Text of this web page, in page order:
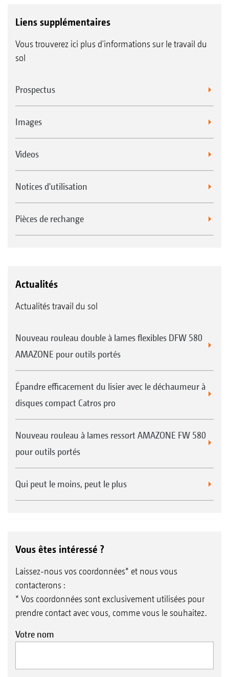
Liens supplémentaires
Vous trouverez ici plus d'informations sur le travail du
sol
Prospectus
Images
Videos
Notices d'utilisation
Pièces de rechange
Actualités
Actualités travail du sol
Nouveau rouleau double à lames flexibles DFW 580
AMAZONE pour outils portés
Épandre efficacement du lisier avec le déchaumeur à
disques compact Catros pro
Nouveau rouleau à lames ressort AMAZONE FW 580
pour outils portés
Qui peut le moins, peut le plus
Vous êtes intéressé ?
Laissez-nous vos coordonnées* et nous vous
contacterons :
* Vos coordonnées sont exclusivement utilisées pour
prendre contact avec vous, comme vous le souhaitez.
Votre nom